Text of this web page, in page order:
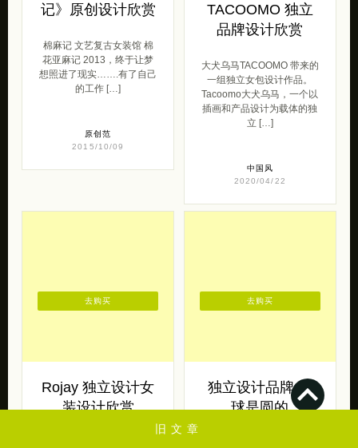
旧文章
记》原创设计欣赏
棉麻记 文艺复古女装馆 棉
花亚麻记 2013，终于让梦
想照进了现实…….有了自己
的工作 […]
原创范
2015/10/09
TACOOMO 独立
品牌设计欣赏
大犬乌马TACOOMO 带来的
一组独立女包设计作品。
Tacoomo大犬乌马，一个以
插画和产品设计为载体的独
立 […]
中国风
2020/04/22
Rojay 独立设计女
装设计欣赏
去购买
独立设计品牌 地
球是圆的
去购买